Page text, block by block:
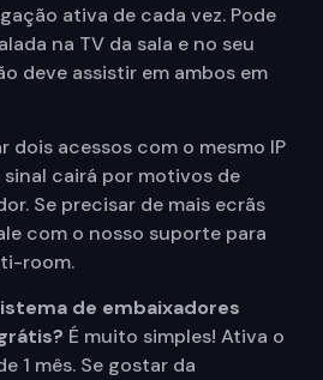
ativa de cada vez. Pode
na TV da sala e no seu
deve assistir em ambos em
dois acessos com o mesmo IP
sinal cairá por motivos de
Se precisar de mais ecrãs
com o nosso suporte para
room.
de embaixadores
É muito simples! Ativa o
1 mês. Se gostar da